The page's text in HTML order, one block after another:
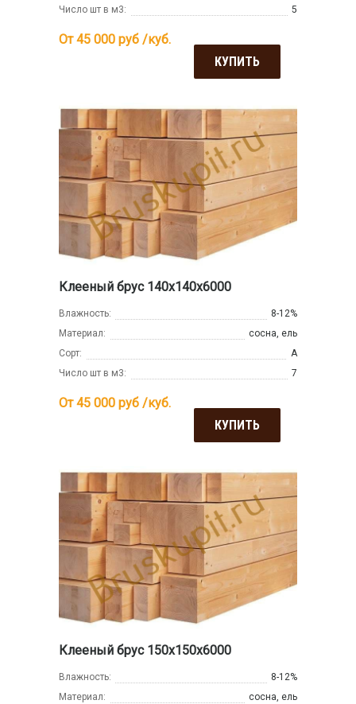
Число шт в м3:
5
От 45 000 руб /куб.
КУПИТЬ
Клееный брус 140х140х6000
Влажность:
8-12%
Материал:
сосна, ель
Сорт:
А
Число шт в м3:
7
От 45 000 руб /куб.
КУПИТЬ
Клееный брус 150х150х6000
Влажность:
8-12%
Материал:
сосна, ель